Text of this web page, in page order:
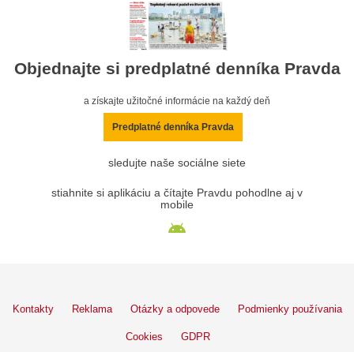
Objednajte si predplatné denníka Pravda
a získajte užitočné informácie na každý deň
Predplatné denníka Pravda
sledujte naše sociálne siete
stiahnite si aplikáciu a čítajte Pravdu pohodlne aj v
mobile
Kontakty Reklama Otázky a odpovede Podmienky používania
Cookies GDPR